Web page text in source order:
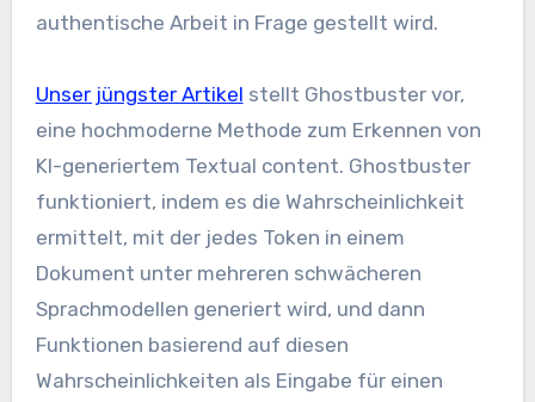
authentische Arbeit in Frage gestellt wird.
Unser jüngster Artikel stellt Ghostbuster vor,
eine hochmoderne Methode zum Erkennen von
KI-generiertem Textual content. Ghostbuster
funktioniert, indem es die Wahrscheinlichkeit
ermittelt, mit der jedes Token in einem
Dokument unter mehreren schwächeren
Sprachmodellen generiert wird, und dann
Funktionen basierend auf diesen
Wahrscheinlichkeiten als Eingabe für einen